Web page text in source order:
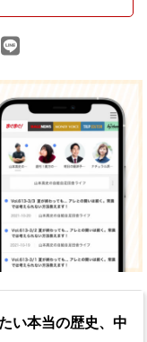
い本当の歴史、中